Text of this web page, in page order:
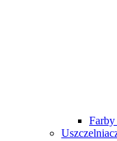
Farby